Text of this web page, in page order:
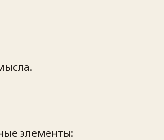
элементы: